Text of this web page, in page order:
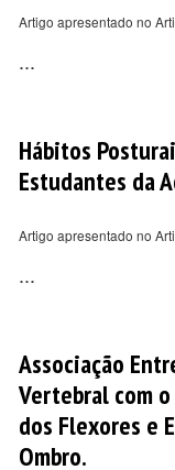
Artigo apresentado no
...
Hábitos
Estudantes da
Artigo apresentado no
...
Associação
Vertebral com
dos Flexores e
Ombro.